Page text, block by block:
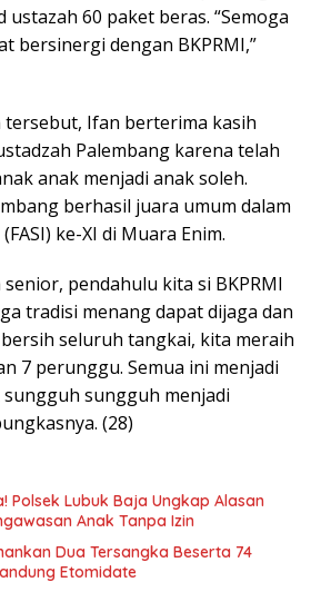
ustazah 60 paket beras. “Semoga
bersinergi dengan BKPRMI,”
tersebut, Ifan berterima kasih
Palembang karena telah
anak menjadi anak soleh.
berhasil juara umum dalam
ke-XI di Muara Enim.
pendahulu kita si BKPRMI
tradisi menang dapat dijaga dan
seluruh tangkai, kita meraih
7 perunggu. Semua ini menjadi
sungguh menjadi
(28)
Polsek Lubuk Baja Ungkap Alasan
Anak Tanpa Izin
Dua Tersangka Beserta 74
Etomidate